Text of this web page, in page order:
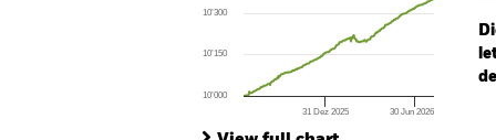
The chart has 1 Y axis displaying values.
31 Dez 2025 30 Jun 2026
10’000
10’150
10’300